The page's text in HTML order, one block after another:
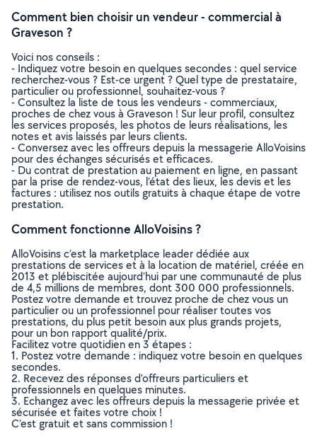
Comment bien choisir un vendeur - commercial à
Graveson ?
Voici nos conseils :
- Indiquez votre besoin en quelques secondes : quel service
recherchez-vous ? Est-ce urgent ? Quel type de prestataire,
particulier ou professionnel, souhaitez-vous ?
- Consultez la liste de tous les vendeurs - commerciaux,
proches de chez vous à Graveson ! Sur leur profil, consultez
les services proposés, les photos de leurs réalisations, les
notes et avis laissés par leurs clients.
- Conversez avec les offreurs depuis la messagerie AlloVoisins
pour des échanges sécurisés et efficaces.
- Du contrat de prestation au paiement en ligne, en passant
par la prise de rendez-vous, l’état des lieux, les devis et les
factures : utilisez nos outils gratuits à chaque étape de votre
prestation.
Comment fonctionne AlloVoisins ?
AlloVoisins c’est la marketplace leader dédiée aux
prestations de services et à la location de matériel, créée en
2013 et plébiscitée aujourd’hui par une communauté de plus
de 4,5 millions de membres, dont 300 000 professionnels.
Postez votre demande et trouvez proche de chez vous un
particulier ou un professionnel pour réaliser toutes vos
prestations, du plus petit besoin aux plus grands projets,
pour un bon rapport qualité/prix.
Facilitez votre quotidien en 3 étapes :
1. Postez votre demande : indiquez votre besoin en quelques
secondes.
2. Recevez des réponses d’offreurs particuliers et
professionnels en quelques minutes.
3. Echangez avec les offreurs depuis la messagerie privée et
sécurisée et faites votre choix !
C’est gratuit et sans commission !